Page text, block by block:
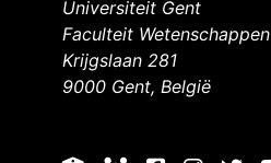
Universiteit Gent
Faculteit Wetenschappen
Krijgslaan 281
9000 Gent, België